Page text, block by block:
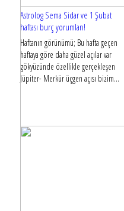
Astrolog Sema Sidar ve 1 Şubat
haftası burç yorumları!
Haftanın görünümü; Bu hafta geçen
haftaya göre daha güzel açılar var
gökyüzünde özellikle gerçekleşen
Jüpiter- Merkür üçgen açısı bizim...